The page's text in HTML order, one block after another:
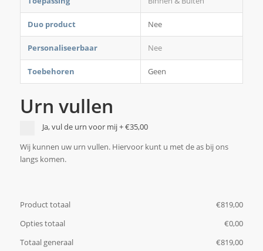
Duo product Nee
Personaliseerbaar Nee
Toebehoren Geen
Urn vullen
Ja, vul de urn voor mij+€35,00
Wij kunnen uw urn vullen. Hiervoor kunt u met de as bij ons
langs komen.
Product totaal €‎819,00
Opties totaal
€‎0,00
Totaal generaal
€‎819,00